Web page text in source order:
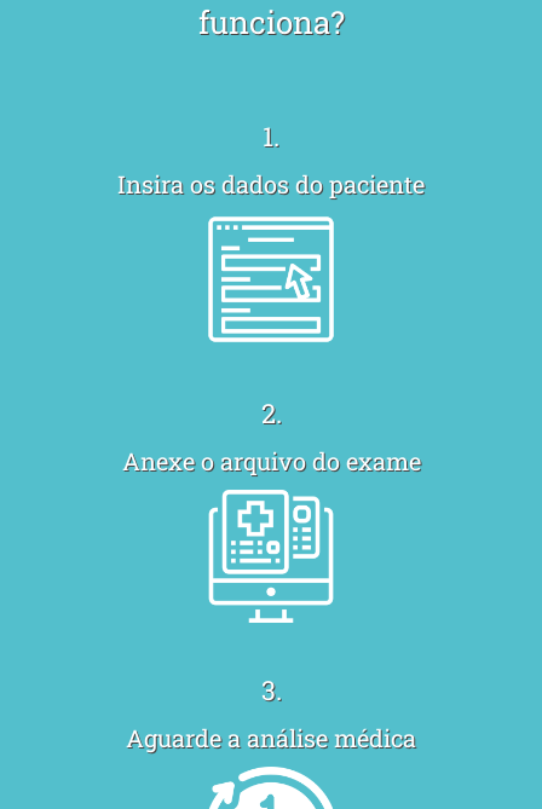
Laudos de Espirometria sem Broncodilatador
Laudos de Espirometria com Broncodilatador
Laudos de Eletroencefalograma com Mapeamento Cerebral
Laudos de Eletroencefalograma Clínico
Laudo de Tomografia à Distância
Laudo de Teste Ergométrico à Distância
Laudo de Raio-X Padrão OIT à Distância
Laudo de Raio-X Convencional à Distância
Laudo de Holter à Distância
Laudo de Espirometria sem Broncodilatador à Distância
funciona?
1.
Insira os dados do paciente
2.
Anexe o arquivo do exame
3.
Aguarde a análise médica